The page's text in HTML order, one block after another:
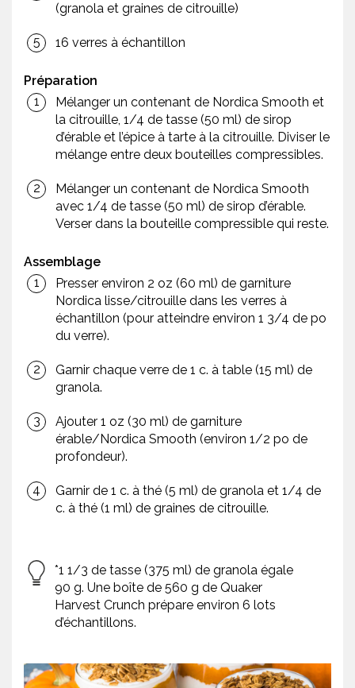
(granola et graines de citrouille)
16 verres à échantillon
Préparation
Mélanger un contenant de Nordica Smooth et
la citrouille, 1/4 de tasse (50 ml) de sirop
d’érable et l’épice à tarte à la citrouille. Diviser le
mélange entre deux bouteilles compressibles.
Mélanger un contenant de Nordica Smooth
avec 1/4 de tasse (50 ml) de sirop d’érable.
Verser dans la bouteille compressible qui reste.
Assemblage
Presser environ 2 oz (60 ml) de garniture
Nordica lisse/citrouille dans les verres à
échantillon (pour atteindre environ 1 3/4 de po
du verre).
Garnir chaque verre de 1 c. à table (15 ml) de
granola.
Ajouter 1 oz (30 ml) de garniture
érable/Nordica Smooth (environ 1/2 po de
profondeur).
Garnir de 1 c. à thé (5 ml) de granola et 1/4 de
c. à thé (1 ml) de graines de citrouille.
*1 1/3 de tasse (375 ml) de granola égale
90 g. Une boîte de 560 g de Quaker
Harvest Crunch prépare environ 6 lots
d’échantillons.